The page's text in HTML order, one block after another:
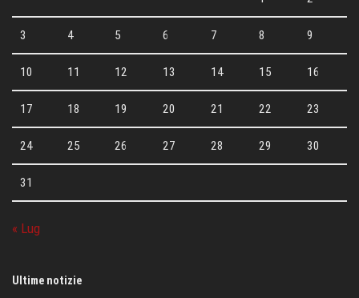
3 4 5 6 7 8 9
10 11 12 13 14 15 16
17 18 19 20 21 22 23
24 25 26 27 28 29 30
31
« Lug
Ultime notizie